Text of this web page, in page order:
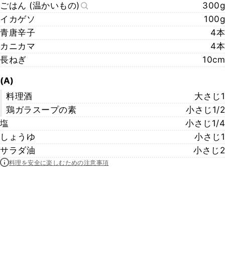
ごはん (温かいもの)
300g
イカゲソ
100g
青唐辛子
4本
カニカマ
4本
長ねぎ
10cm
(A)
料理酒
大さじ1
鶏ガラスープの素
小さじ1/2
塩
小さじ1/4
しょうゆ
小さじ1
サラダ油
小さじ2
料理を安全に楽しむための注意事項